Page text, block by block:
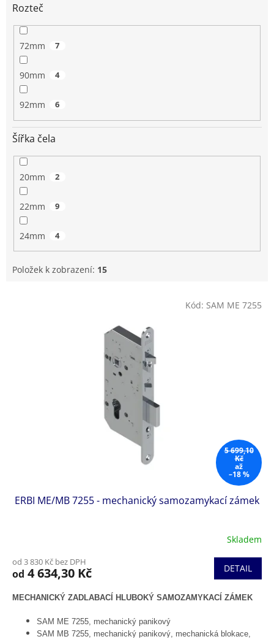
Rozteč
72mm 7
90mm 4
92mm 6
Šířka čela
20mm 2
22mm 9
24mm 4
Položek k zobrazení: 15
5 699,10
Kč
až
–18 %
ERBI ME/MB 7255 - mechanický samozamykací zámek
Skladem
od 3 830 Kč bez DPH
od 4 634,30 Kč DETAIL
MECHANICKÝ ZADLABACÍ HLUBOKÝ SAMOZAMYKACÍ ZÁMEK
SAM ME 7255, mechanický panikový
SAM MB 7255, mechanický panikový, mechanická blokace,
Kód: SAM ME 7255